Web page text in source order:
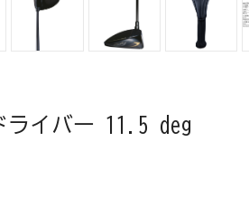
ライバー 11.5 deg